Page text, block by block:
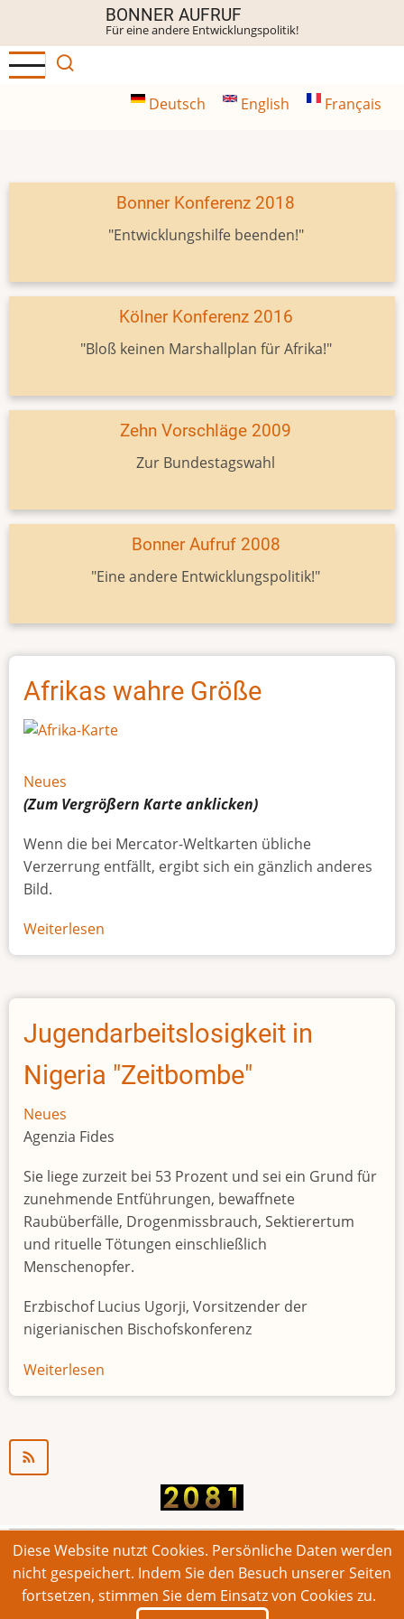
Inhalt
BONNER AUFRUF
Für eine andere Entwicklungspolitik!
Deutsch English Français
Bonner Konferenz 2018
"Entwicklungshilfe beenden!"
Kölner Konferenz 2016
"Bloß keinen Marshallplan für Afrika!"
Zehn Vorschläge 2009
Zur Bundestagswahl
Bonner Aufruf 2008
"Eine andere Entwicklungspolitik!"
Afrikas wahre Größe
Neues
(Zum Vergrößern Karteanklicken)
Wenn die bei Mercator-Weltkarten übliche
Verzerrung entfällt, ergibt sich ein gänzlich anderes
Bild.
Weiterlesen
Afrikas
Größe
Jugendarbeitslosigkeit in
Nigeria "Zeitbombe"
Neues
Agenzia Fides
Sie liege zurzeit bei 53 Prozent und sei ein Grund für
zunehmende Entführungen, bewaffnete
Raubüberfälle, Drogenmissbrauch, Sektierertum
und rituelle Tötungen einschließlich
Menschenopfer.
Erzbischof Lucius Ugorji, Vorsitzender der
nigerianischen Bischofskonferenz
Weiterlesen
Jugendarbeitslosigkeit
© 2026 Bonner Aufruf. Alle Rechte vorbehalten.
Footer
Impressum Kontakt Intern
Diese Website nutzt Cookies. Persönliche Daten werden
nicht gespeichert. Indem Sie den Besuch unserer Seiten
fortsetzen, stimmen Sie dem Einsatz von Cookies zu.